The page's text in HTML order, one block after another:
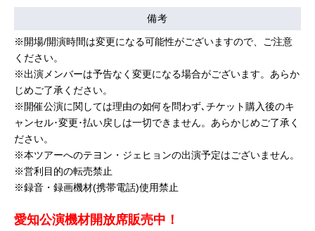
備考
※開場/開演時間は変更になる可能性がございますので、ご注意
ください。
※出演メンバーは予告なく変更になる場合がございます。あらか
じめご了承ください。
※開催公演に関しては理由の如何を問わず､チケット購入後のキ
ャンセル･変更･払い戻しは一切できません。あらかじめご了承く
ださい。
※本ツアーへのテヨン・ジェヒョンの出演予定はございません。
※営利目的の転売禁止
※録音・録画機材(携帯電話)使用禁止
愛知公演機材開放席販売中！